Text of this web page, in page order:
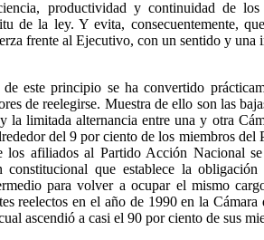
productividad y continuidad de
de la ley. Y evita, consecuentemente,
frente al Ejecutivo, con un sentido y
este principio se ha convertido
de reelegirse. Muestra de ello son las
la limitada alternancia entre una y otra
del 9 por ciento de los miembros
afiliados al Partido Acción Nacional
constitucional que establece la
para volver a ocupar el mismo
reelectos en el año de 1990 en la
ascendió a casi el 90 por ciento de sus